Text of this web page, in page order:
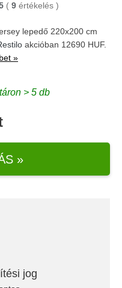
( 9 értékelés )
lepedő 220x200 cm
akcióban 12690 HUF.
»
> 5 db
»
jog